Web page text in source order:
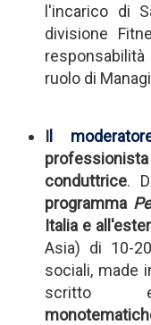
l'incarico di
divisione
responsabilità
ruolo di
Il
professionista
conduttrice.
programma
Italia e
Asia) di 10-
sociali, made
scritto